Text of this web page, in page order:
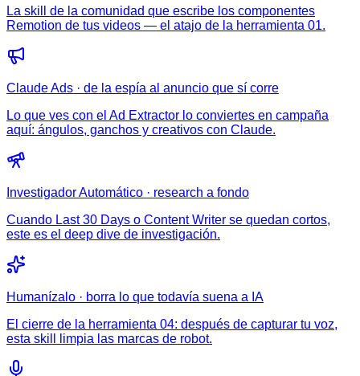
La skill de la comunidad que escribe los componentes
Remotion de tus videos — el atajo de la herramienta 01.
Claude Ads · de la espía al anuncio que sí corre
Lo que ves con el Ad Extractor lo conviertes en campaña
aquí: ángulos, ganchos y creativos con Claude.
Investigador Automático · research a fondo
Cuando Last 30 Days o Content Writer se quedan cortos,
este es el deep dive de investigación.
Humanízalo · borra lo que todavía suena a IA
El cierre de la herramienta 04: después de capturar tu voz,
esta skill limpia las marcas de robot.